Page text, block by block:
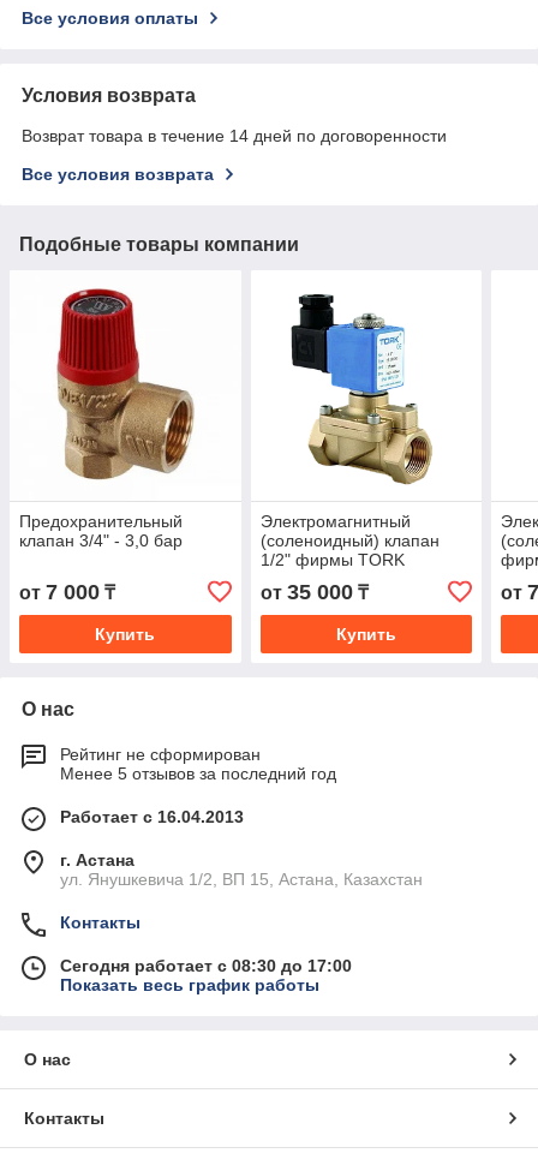
Все условия оплаты
Условия возврата
Возврат товара в течение 14 дней по договоренности
Все условия возврата
Подобные товары компании
Предохранительный
клапан 3/4" - 3,0 бар
от 7 000 ₸
Купить
Электромагнитный
(соленоидный) клапан
1/2" фирмы TORK
от 35 000₸
Купить
от
О нас
Рейтинг не сформирован
Менее 5 отзывов за последний год
Работает с 16.04.2013
г. Астана
ул. Янушкевича 1/2, ВП 15, Астана, Казахстан
Контакты
Сегодня работает с 08:30 до 17:00
Показать весь график работы
О нас
Контакты